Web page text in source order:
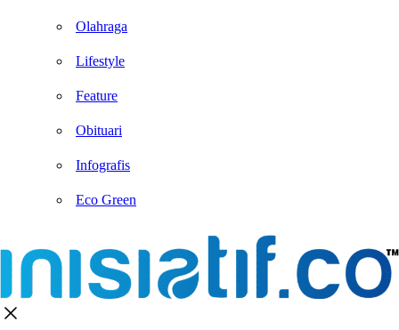
Olahraga
Lifestyle
Feature
Obituari
Infografis
Eco Green